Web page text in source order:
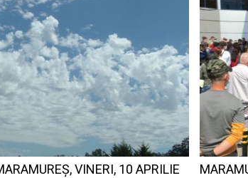
VINERI, 10 APRILIE